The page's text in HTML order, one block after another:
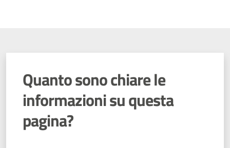
Quanto sono chiare le
informazioni su questa
pagina?